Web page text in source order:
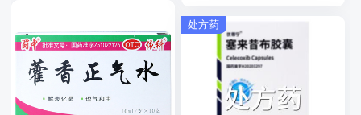
处方药